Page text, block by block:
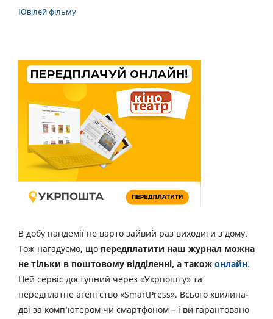
Ювілей фільму
В добу пандемії не варто зайвий раз виходити з дому.
Тож нагадуємо, що передплатити наш журнал можна
не тільки в поштовому відділенні, а також онлайн.
Цей сервіс доступний через «Укрпошту» та
передплатне агентство «SmartPress». Всього хвилина-
дві за комп’ютером чи смартфоном – і ви гарантовано